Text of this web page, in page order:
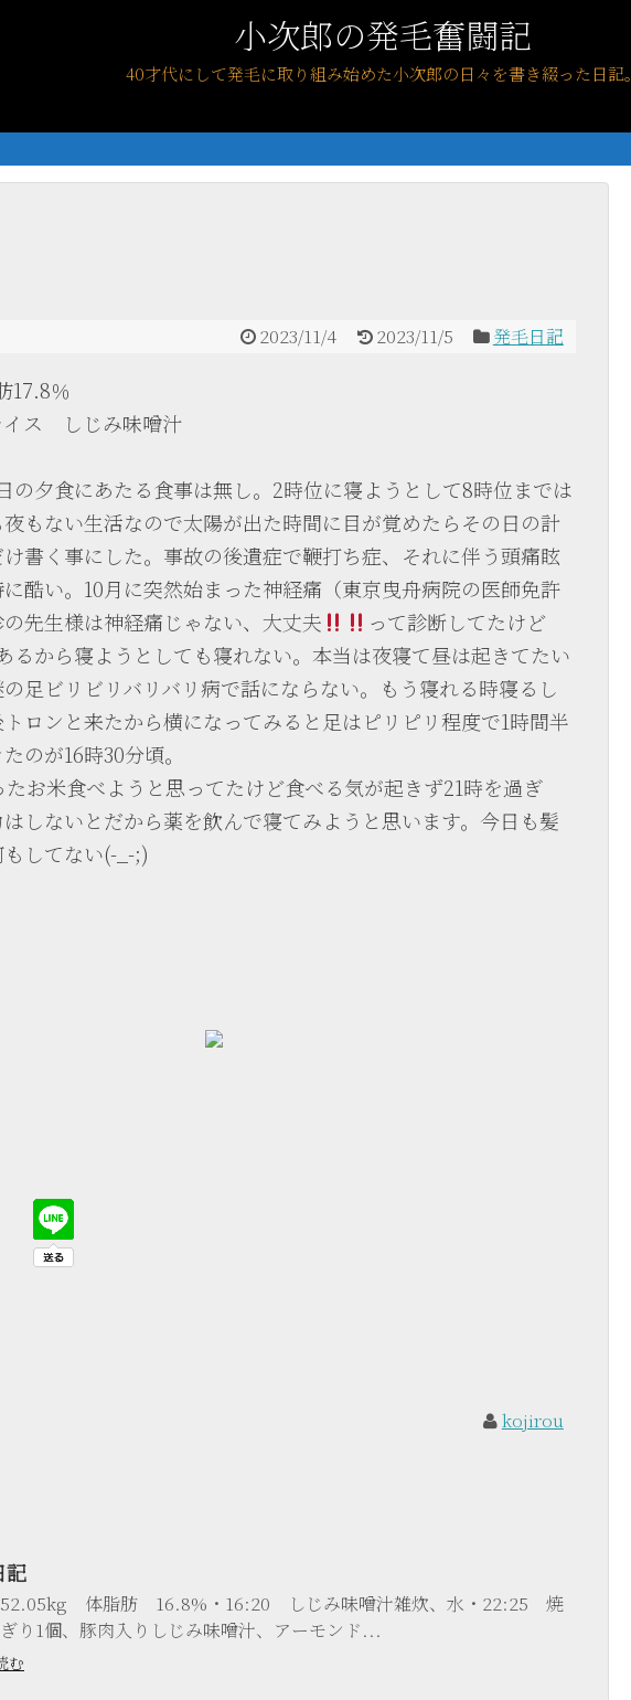
小次郎の発毛奮闘記
40才代にして発毛に取り組み始めた小次郎の日々を書き綴った日記。
2023/11/4 2023/11/5 発毛日記
17.8％
イス しじみ味噌汁
の夕食にあたる食事は無し。2時位に寝ようとして8時位までは
もない生活なので太陽が出た時間に目が覚めたらその日の計
書く事にした。事故の後遺症で鞭打ち症、それに伴う頭痛眩
酷い。10月に突然始まった神経痛（東京曳舟病院の医師免許
先生様は神経痛じゃない、大丈夫
って診断してたけど
から寝ようとしても寝れない。本当は夜寝て昼は起きてたい
足ビリビリバリバリ病で話にならない。もう寝れる時寝るし
ロンと来たから横になってみると足はピリピリ程度で1時間半
のが16時30分頃。
お米食べようと思ってたけど食べる気が起きず21時を過ぎ
しないとだから薬を飲んで寝てみようと思います。今日も髪
してない(-_-;)
kojirou
記
体脂肪 16.8%・16:20 しじみ味噌汁雑炊、水・22:25 焼
り1個、豚肉入りしじみ味噌汁、アーモンド...
む